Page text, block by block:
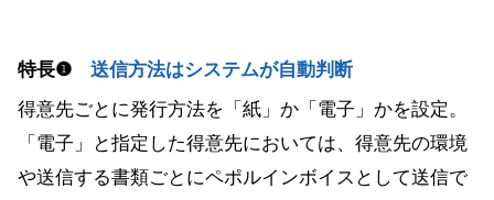
特長❶送信方法はシステムが自動判断
得意先ごとに発行方法を「紙」か「電子」かを設定。
「電子」と指定した得意先においては、得意先の環境
や送信する書類ごとにペポルインボイスとして送信で